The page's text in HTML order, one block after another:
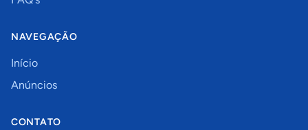
NAVEGAÇÃO
Início
Anúncios
CONTATO